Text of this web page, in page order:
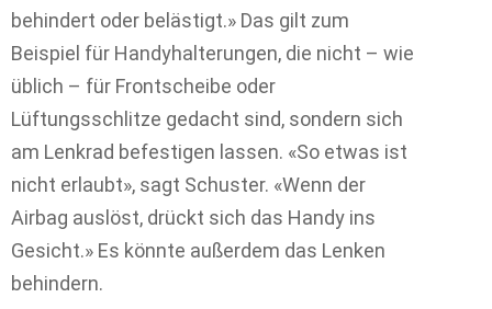
behindert oder belästigt.» Das gilt zum
Beispiel für Handyhalterungen, die nicht – wie
üblich – für Frontscheibe oder
Lüftungsschlitze gedacht sind, sondern sich
am Lenkrad befestigen lassen. «So etwas ist
nicht erlaubt», sagt Schuster. «Wenn der
Airbag auslöst, drückt sich das Handy ins
Gesicht.» Es könnte außerdem das Lenken
behindern.